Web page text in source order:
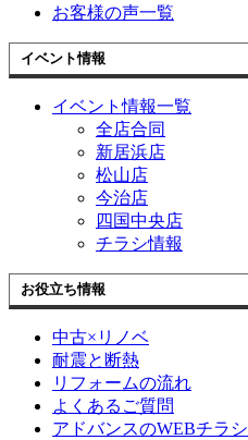
お客様の声一覧
イベント情報
イベント情報一覧
全店合同
新居浜店
松山店
今治店
四国中央店
チラシ情報
お役立ち情報
中古×リノベ
耐震と断熱
リフォームの流れ
よくあるご質問
アドバンスのWEBチラシ